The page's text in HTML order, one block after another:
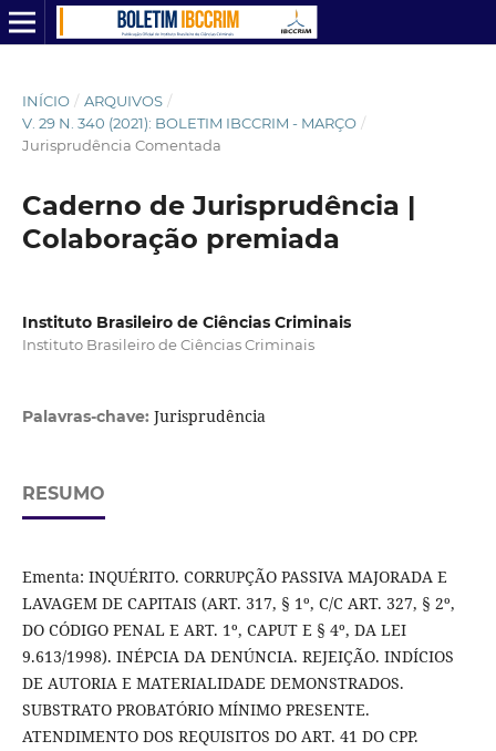
INÍCIO / ARQUIVOS /
V. 29 N. 340 (2021): BOLETIM IBCCRIM - MARÇO /
Jurisprudência Comentada
Caderno de Jurisprudência |
Colaboração premiada
Instituto Brasileiro de Ciências Criminais
Instituto Brasileiro de Ciências Criminais
Palavras-chave: Jurisprudência
RESUMO
Ementa: INQUÉRITO. CORRUPÇÃO PASSIVA MAJORADA E
LAVAGEM DE CAPITAIS (ART. 317, § 1º, C/C ART. 327, § 2º,
DO CÓDIGO PENAL E ART. 1º, CAPUT E § 4º, DA LEI
9.613/1998). INÉPCIA DA DENÚNCIA. REJEIÇÃO. INDÍCIOS
DE AUTORIA E MATERIALIDADE DEMONSTRADOS.
SUBSTRATO PROBATÓRIO MÍNIMO PRESENTE.
ATENDIMENTO DOS REQUISITOS DO ART. 41 DO CPP.